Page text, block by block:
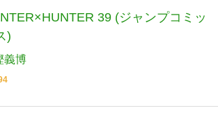
39 (ジャンプコミッ
)
義博